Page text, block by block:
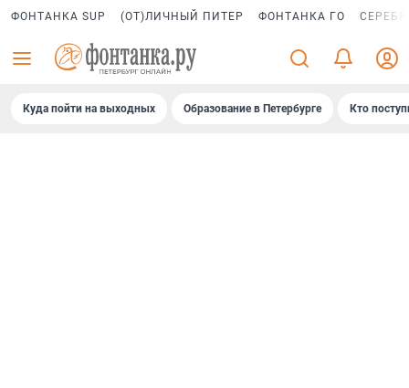
ФОНТАНКА SUP (ОТ)ЛИЧНЫЙ ПИТЕР ФОНТАНКА ГО
Куда пойти на выходных Образование в Петербурге Кто